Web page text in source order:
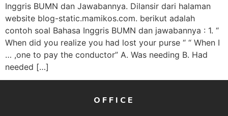
Inggris BUMN dan Jawabannya. Dilansir dari halaman
website blog-static.mamikos.com. berikut adalah
contoh soal Bahasa Inggris BUMN dan jawabannya : 1. “
When did you realize you had lost your purse “ “ When I
… ,one to pay the conductor” A. Was needing B. Had
needed […]
OFFICE